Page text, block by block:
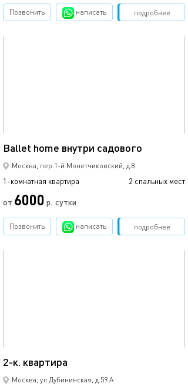
подробнее
Позвонить написать Забронировать
Ballet home внутри садового
Москва, пер.1-й Монетчиковский, д.8
1-комнатная квартира 2 спальных мест
от 6000 р. сутки
подробнее
Позвонить написать Забронировать
2-к. квартира
Москва, ул.Дубининская, д.59 А